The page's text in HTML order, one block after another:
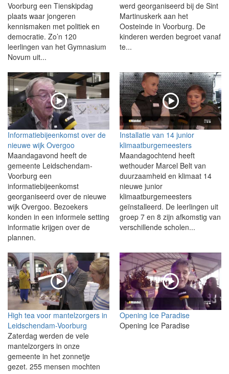
Voorburg een Tienskipdag
plaats waar jongeren
kennismaken met politiek en
democratie. Zo’n 120
leerlingen van het Gymnasium
Novum uit...
werd georganiseerd bij de Sint
Martinuskerk aan het
Oosteinde in Voorburg. De
kinderen werden begroet vanaf
te...
Informatiebijeenkomst over de
nieuwe wijk Overgoo
Maandagavond heeft de
gemeente Leidschendam-
Voorburg een
informatiebijeenkomst
georganiseerd over de nieuwe
wijk Overgoo. Bezoekers
konden in een informele setting
informatie krijgen over de
plannen.
Installatie van 14 junior
klimaatburgemeesters
Maandagochtend heeft
wethouder Marcel Belt van
duurzaamheid en klimaat 14
nieuwe junior
klimaatburgemeesters
geïnstalleerd. De leerlingen uit
groep 7 en 8 zijn afkomstig van
verschillende scholen...
High tea voor mantelzorgers in
Leidschendam-Voorburg
Zaterdag werden de vele
mantelzorgers in onze
gemeente in het zonnetje
gezet. 255 mensen mochten
Opening Ice Paradise
Opening Ice Paradise